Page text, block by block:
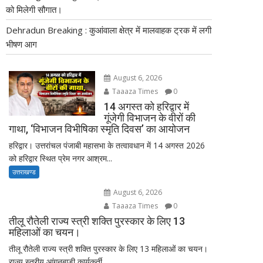
को मिलेगी सौगात।
Dehradun Breaking : कुआंवाला क्षेत्र में मालवाहक ट्रक में लगी
भीषण आग
August 6, 2026
Taaaza Times
0
14 अगस्त को हरिद्वार में
गूंजेगी विभाजन के वीरों की
गाथा, ‘विभाजन विभीषिका स्मृति दिवस’ का आयोजन
हरिद्वार। उत्तरांचल पंजाबी महासभा के तत्वावधान में 14 अगस्त 2026
को हरिद्वार स्थित प्रेम नगर आश्रम...
उत्तराखण्ड
August 6, 2026
Taaaza Times
0
तीलू रौतेली राज्य स्त्री शक्ति पुरस्कार के लिए 13
महिलाओं का चयन।
तीलू रौतेली राज्य स्त्री शक्ति पुरस्कार के लिए 13 महिलाओं का चयन।